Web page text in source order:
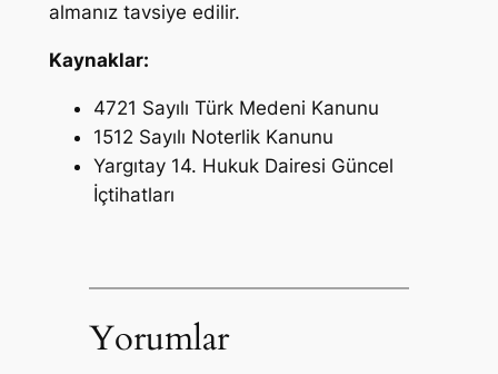
almanız tavsiye edilir.
Kaynaklar:
4721 Sayılı Türk Medeni Kanunu
1512 Sayılı Noterlik Kanunu
Yargıtay 14. Hukuk Dairesi Güncel
İçtihatları
Yorumlar